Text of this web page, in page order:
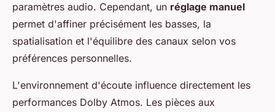
paramètres audio. Cependant, un réglage manuel
permet d'affiner précisément les basses, la
spatialisation et l'équilibre des canaux selon vos
préférences personnelles.
L'environnement d'écoute influence directement les
performances Dolby Atmos. Les pièces aux